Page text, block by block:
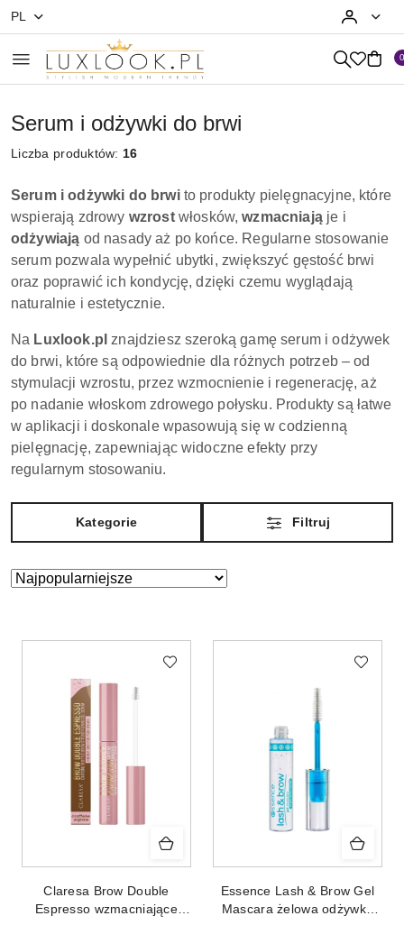
Przejdź do treści głównej
Przejdź do wyszukiwarki
Przejdź do moje konto
Przejdź do menu głównego
Przejdź do stopki
0
PL
Serum i odżywki do brwi
Liczba produktów: 16
Serum i odżywki do brwito produkty pielęgnacyjne, które
wspierają zdrowy wzrostwłosków,wzmacniająje i
odżywiają od nasady aż po końce. Regularne stosowanie
serum pozwala wypełnić ubytki, zwiększyć gęstość brwi
oraz poprawić ich kondycję, dzięki czemu wyglądają
naturalnie i estetycznie.
Na Luxlook.pl znajdziesz szeroką gamę serum i odżywek
do brwi, które są odpowiednie dla różnych potrzeb – od
stymulacji wzrostu, przez wzmocnienie i regenerację, aż
po nadanie włoskom zdrowego połysku. Produkty są łatwe
w aplikacji i doskonale wpasowują się w codzienną
pielęgnację, zapewniając widoczne efekty przy
regularnym stosowaniu.
Kategorie Filtruj
Zastosowano
Sortuj
Claresa Brow Double
Espresso wzmacniające
Essence Lash & Brow Gel
Mascara żelowa odżywka